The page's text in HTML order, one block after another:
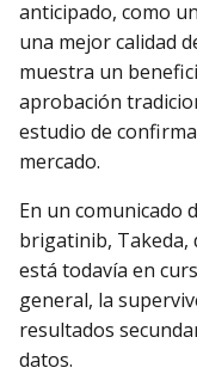
anticipado, como
una mejor calidad
muestra un
aprobación
estudio de
mercado.
En un comunicado
brigatinib, Takeda,
está todavía en
general, la
resultados
datos.